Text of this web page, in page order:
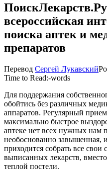
всероссийская
поиска аптек и
препаратов
Перевод Сергей Лукавский
Time to Read:-words
Для поддержания
обойтись без различных
аппаратов. Регулярный
максимально быстрое
аптеке нет всех нужных нам
необоснованно завышенная,
приходится собрать все
выписанных лекарств,
теплой постели.